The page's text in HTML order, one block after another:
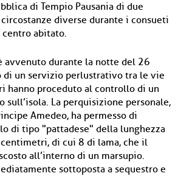
di Tempio Pausania di due
diverse durante i consueti
abitato.
avvenuto durante la notte del 26
di un servizio perlustrativo tra le vie
hanno proceduto al controllo di un
La perquisizione personale,
Amedeo, ha permesso di
di tipo "pattadese" della lunghezza
di cui 8 di lama, che il
all’interno di un marsupio.
sottoposta a sequestro e